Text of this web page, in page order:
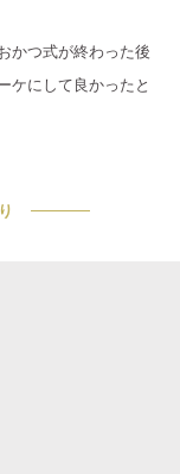
かつ式が終わった後
ケにして良かったと